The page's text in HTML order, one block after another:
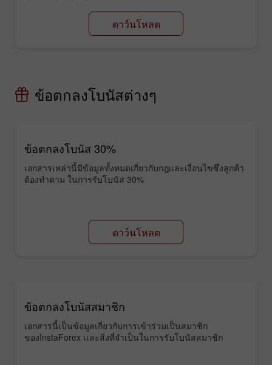
ดาว์นโหลด
ข้อตกลงโบนัสต่างๆ
ข้อตกลงโบนัส 30%
เอกสารเหล่านี้มีข้อมูลทั้งหมดเกี่ยวกับกฎและเงื่อนไขซึ่งลูกค้า
ต้องทำตาม ในการรับโบนัส 30%
ดาว์นโหลด
ข้อตกลงโบนัสสมาชิก
เอกสารนี้เป็นข้อมูลเกี่ยวกับการเข้าร่วมเป็นสมาชิก
ของInstaForex เเละสิ่งที่จำเป็นในการรับโบนัสสมาชิก